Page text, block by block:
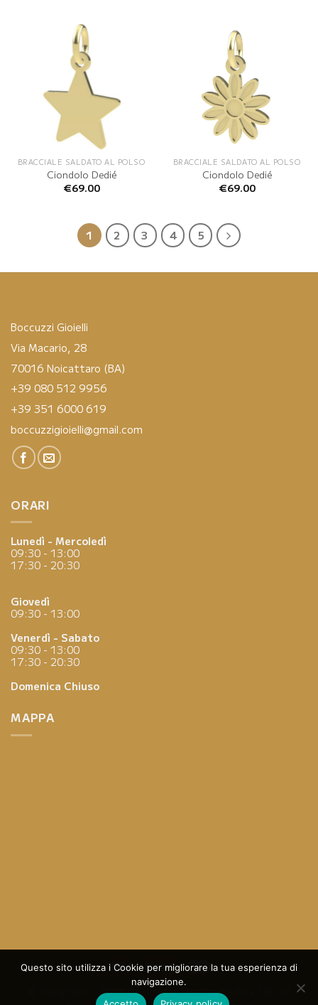
BRACCIALE SALDATO AL POLSO
Ciondolo Dedié
€69.00
BRACCIALE SALDATO AL POLSO
Ciondolo Dedié
€69.00
1 2 3 4 5
Boccuzzi Gioielli
Via Macario, 28
70016 Noicattaro (BA)
+39 080 512 9956
+39 351 6000 619
boccuzzigioielli@gmail.com
ORARI
Lunedì - Mercoledì
09:30 - 13:00
17:30 - 20:30
Giovedì
09:30 - 13:00
Venerdì - Sabato
09:30 - 13:00
17:30 - 20:30
Domenica Chiuso
MAPPA
© Copyright - 2023 Design ByThe Digital Box SRL
Questo sito utilizza i Cookie per migliorare la tua esperienza di
navigazione.